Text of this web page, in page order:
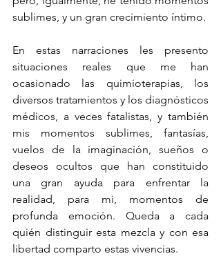
sublimes, y un gran crecimiento íntimo.
En estas narraciones les presento
situaciones reales que me han
ocasionado las quimioterapias, los
diversos tratamientos y los diagnósticos
médicos, a veces fatalistas, y también
mis momentos sublimes, fantasías,
vuelos de la imaginación, sueños o
deseos ocultos que han constituido
una gran ayuda para enfrentar la
realidad, para mi, momentos de
profunda emoción. Queda a cada
quién distinguir esta mezcla y con esa
libertad comparto estas vivencias.